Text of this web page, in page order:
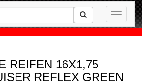
Toggle
REIFEN 16X1,75
REFLEX GREEN